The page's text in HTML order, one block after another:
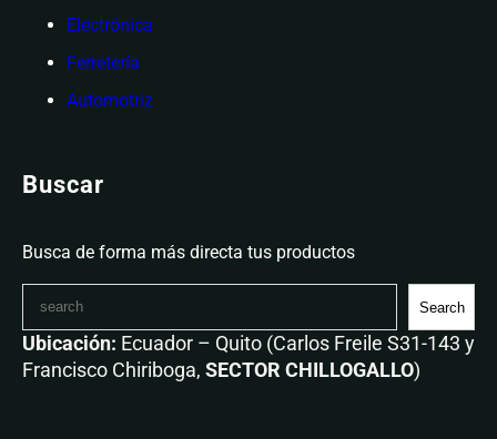
Electrónica
Ferretería
Automotriz
Buscar
Busca de forma más directa tus productos
Search
Ubicación: Ecuador – Quito (Carlos Freile S31-143 y
Francisco Chiriboga, SECTOR CHILLOGALLO)